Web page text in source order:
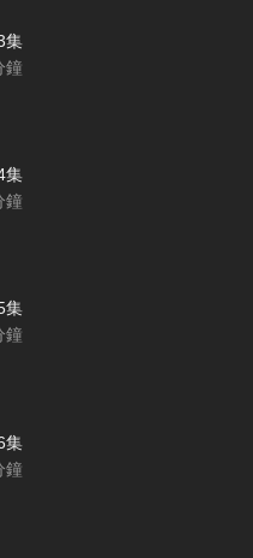
集
鐘
集
鐘
集
鐘
集
鐘